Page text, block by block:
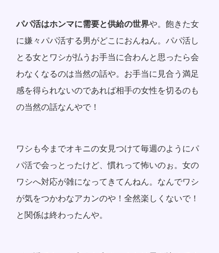
パパ活はホンマに需要と供給の世界や。飽きた女
に嫌々パパ活する男がどこにおんねん。パパ活し
とる女とワシが払うお手当に合わんと思ったら会
わなくなるのは当然の話や。お手当に見合う満足
感を得られないのであれば相手の女性を切るのも
の当然の話なんやで！
ワシも今までオキニの女見つけて毎週のようにパ
パ活で会っとったけど、慣れって怖いのぉ。女の
ワシへ対応が雑になってきてんねん。なんでワシ
が気をつかわなアカンのや！全然楽しくないで！
と関係は終わったんや。